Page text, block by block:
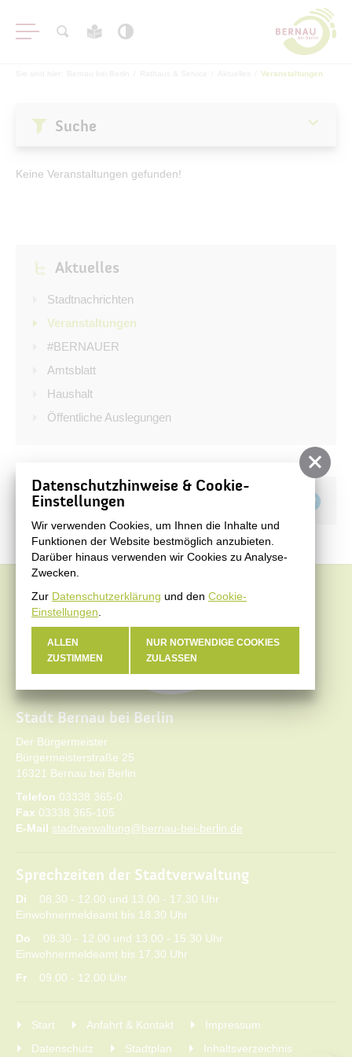
Aktuelles
Amtsblatt
Haushalt
Öffentliche Auslegungen
Bürgerservice
Bürgerinformation
Stadtverwaltung
Veranstaltungen
Keine Veranstaltungen gefunden!
Suche
Aktuelles
Stadtnachrichten
Veranstaltungen
#BERNAUER
Amtsblatt
Haushalt
Öffentliche Auslegungen
Teilen auf
Stadt Bernau bei Berlin
Der Bürgermeister
Bürgermeisterstraße 25
16321 Bernau bei Berlin
Telefon 03338 365-0
Fax 03338 365-105
E-Mail stadtverwaltung@bernau-bei-berlin.de
Sprechzeiten der Stadtverwaltung
Di 08.30 - 12.00 und 13.00 - 17.30 Uhr
Einwohnermeldeamt bis 18.30 Uhr
Do 08.30 - 12.00 und 13.00 - 15.30 Uhr
Einwohnermeldeamt bis 17.30 Uhr
Fr 09.00 - 12.00 Uhr
Start Anfahrt & Kontakt
Impressum
Datenschutz
Stadtplan Inhaltsverzeichnis
Datenschutzhinweise & Cookie-
Einstellungen
Wir verwenden Cookies, um Ihnen die Inhalte und
Funktionen der Website bestmöglich anzubieten.
Darüber hinaus verwenden wir Cookies zu Analyse-
Zwecken.
Zur Datenschutzerklärung und den Cookie-
Einstellungen
ALLEN
ZUSTIMMEN
NUR NOTWENDIGE COOKIES
ZULASSEN